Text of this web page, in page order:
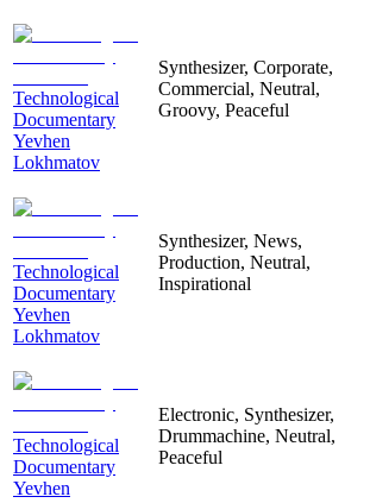
Technological
Documentary
Yevhen
Lokhmatov
Synthesizer, Corporate,
Commercial, Neutral,
Groovy, Peaceful
Technological
Documentary
Yevhen
Lokhmatov
Synthesizer, News,
Production, Neutral,
Inspirational
Technological
Documentary
Yevhen
Electronic, Synthesizer,
Drummachine, Neutral,
Peaceful